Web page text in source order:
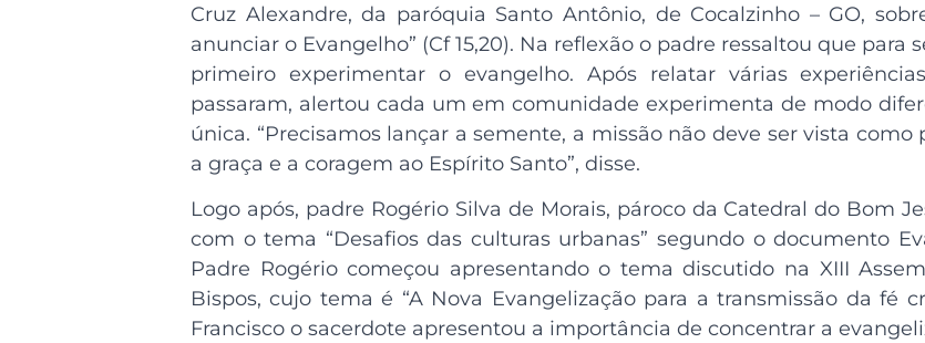
Cruz Alexandre, da paróquia Santo Antônio, de Cocalzinho – GO,
anunciar o Evangelho” (Cf 15,20). Na reflexão o padre ressaltou que
primeiro experimentar o evangelho. Após relatar várias
passaram, alertou cada um em comunidade experimenta de modo
única. “Precisamos lançar a semente, a missão não deve ser vista
a graça e a coragem ao Espírito Santo”, disse.
Logo após, padre Rogério Silva de Morais, pároco da Catedral do Bom
com o tema “Desafios das culturas urbanas” segundo o documento
Padre Rogério começou apresentando o tema discutido na XIII
Bispos, cujo tema é “A Nova Evangelização para a transmissão da fé
Francisco o sacerdote apresentou a importância de concentrar a